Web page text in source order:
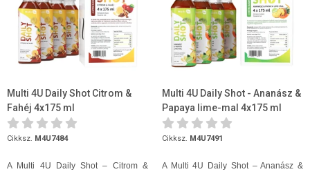
Multi 4U Daily Shot Citrom &
Fahéj 4x175 ml
Cikksz. M4U7484
A Multi 4U Daily Shot – Citrom &
Multi 4U Daily Shot - Ananász &
Papaya lime-mal 4x175 ml
Cikksz. M4U7491
A Multi 4U Daily Shot – Ananász &